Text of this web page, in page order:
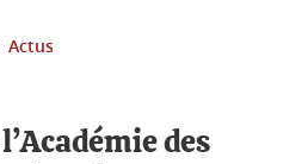
Actus
des